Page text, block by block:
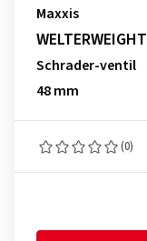
Maxxis
Schrader-ventil
48 mm
(0)